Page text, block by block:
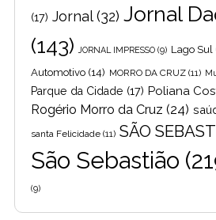
(17) Jornal(32) Jornal
(143)
JORNAL IMPRESSO (9) Lago Sul
Automotivo (14) MORRO DA CRUZ (11)
Parque da Cidade (17) Poliana
Rogério Morro da Cruz (24)
santa Felicidade (11) SÃO
São Sebastião
(9)